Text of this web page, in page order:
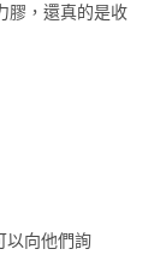
膠，還真的是收
以向他們詢